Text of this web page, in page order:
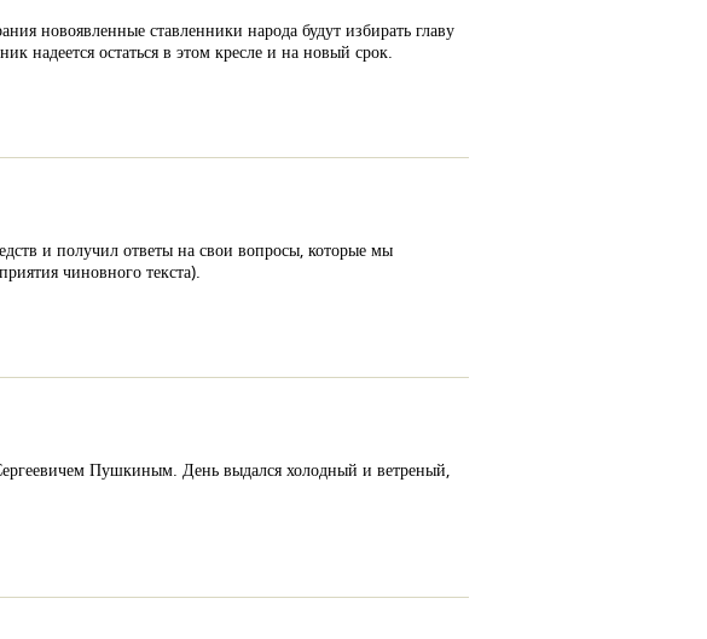
новоявленные ставленники народа будут избирать главу
надеется остаться в этом кресле и на новый срок.
и получил ответы на свои вопросы, которые мы
чиновного текста).
Пушкиным. День выдался холодный и ветреный,